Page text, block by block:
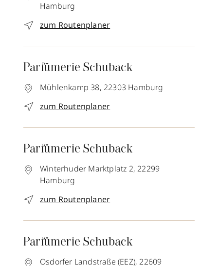
Hamburg
zum Routenplaner
Parfümerie Schuback
Mühlenkamp 38, 22303 Hamburg
zum Routenplaner
Parfümerie Schuback
Winterhuder Marktplatz 2, 22299
Hamburg
zum Routenplaner
Parfümerie Schuback
Osdorfer Landstraße (EEZ), 22609